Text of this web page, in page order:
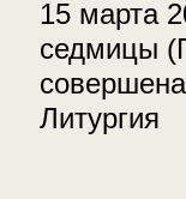
15 марта
седмицы
Литургия